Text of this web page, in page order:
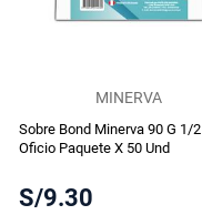
MINERVA
Sobre Bond Minerva 90 G 1/2
Oficio Paquete X 50 Und
S/9.30